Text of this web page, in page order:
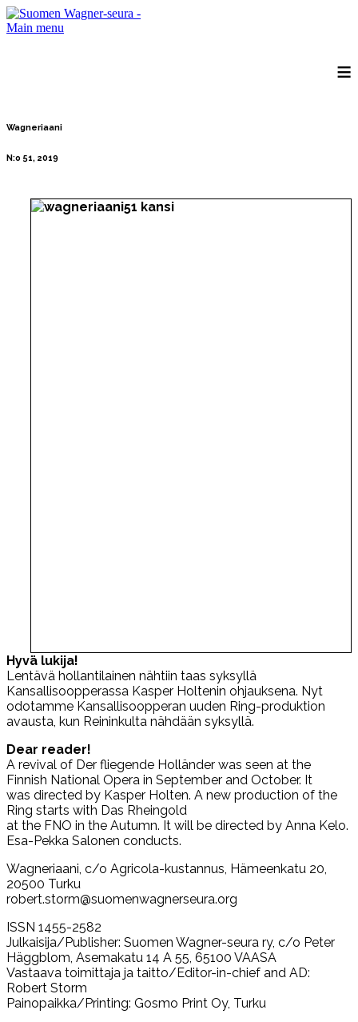
Main menu
≡
Wagneriaani
N:o 51, 2019
Hyvä lukija!
Lentävä hollantilainen nähtiin taas syksyllä
Kansallisoopperassa Kasper Holtenin ohjauksena. Nyt
odotamme Kansallisoopperan uuden Ring-produktion
avausta, kun Reininkulta nähdään syksyllä.
Dear reader!
A revival of Der fliegende Holländer was seen at the
Finnish National Opera in September and October. It
was directed by Kasper Holten. A new production of the
Ring starts with Das Rheingold
at the FNO in the Autumn. It will be directed by Anna Kelo.
Esa-Pekka Salonen conducts.
Wagneriaani, c/o Agricola-kustannus, Hämeenkatu 20,
20500 Turku
robert.storm@suomenwagnerseura.org
ISSN 1455-2582
Julkaisija/Publisher: Suomen Wagner-seura ry, c/o Peter
Häggblom, Asemakatu 14 A 55, 65100 VAASA
Vastaava toimittaja ja taitto/Editor-in-chief and AD:
Robert Storm
Painopaikka/Printing: Gosmo Print Oy, Turku